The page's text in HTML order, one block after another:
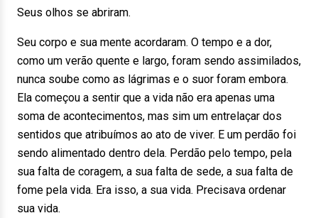
Seus olhos se abriram.
Seu corpo e sua mente acordaram. O tempo e a dor,
como um verão quente e largo, foram sendo assimilados,
nunca soube como as lágrimas e o suor foram embora.
Ela começou a sentir que a vida não era apenas uma
soma de acontecimentos, mas sim um entrelaçar dos
sentidos que atribuímos ao ato de viver. E um perdão foi
sendo alimentado dentro dela. Perdão pelo tempo, pela
sua falta de coragem, a sua falta de sede, a sua falta de
fome pela vida. Era isso, a sua vida. Precisava ordenar
sua vida.